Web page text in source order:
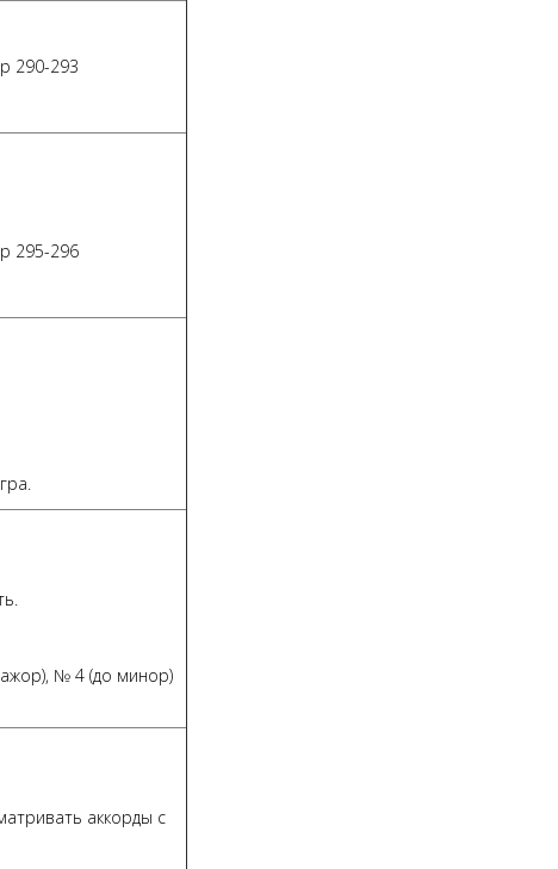
290-293
295-296
№ 4 (до минор)
аккорды с